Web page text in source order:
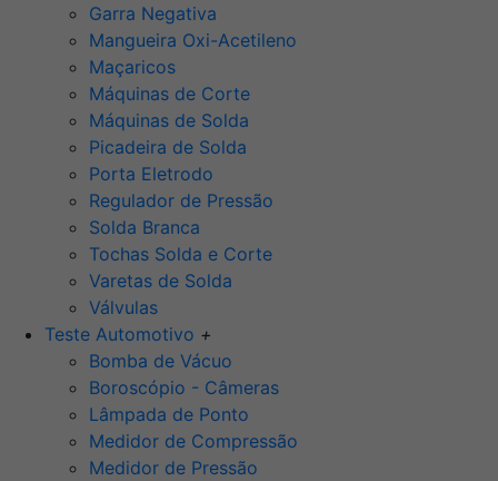
Garra Negativa
Mangueira Oxi-Acetileno
Maçaricos
Máquinas de Corte
Máquinas de Solda
Picadeira de Solda
Porta Eletrodo
Regulador de Pressão
Solda Branca
Tochas Solda e Corte
Varetas de Solda
Válvulas
Teste Automotivo +
Bomba de Vácuo
Boroscópio - Câmeras
Lâmpada de Ponto
Medidor de Compressão
Medidor de Pressão